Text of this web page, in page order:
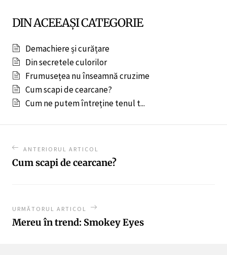
DIN ACEEAȘI CATEGORIE
Demachiere și curățare
Din secretele culorilor
Frumusețea nu înseamnă cruzime
Cum scapi de cearcane?
Cum ne putem întreține tenul t...
ANTERIORUL ARTICOL
Cum scapi de cearcane?
URMĂTORUL ARTICOL
Mereu în trend: Smokey Eyes